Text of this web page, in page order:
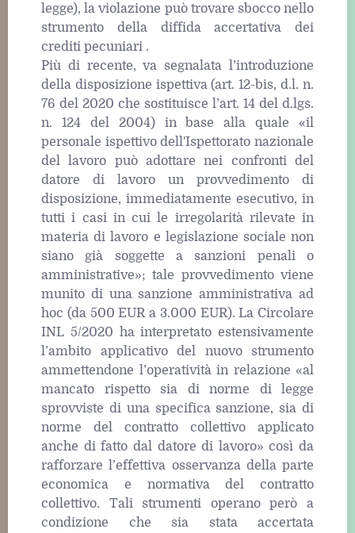
legge), la violazione può trovare sbocco nello
strumento della diffida accertativa dei
crediti pecuniari .
Più di recente, va segnalata l’introduzione
della disposizione ispettiva (art. 12-bis, d.l. n.
76 del 2020 che sostituisce l’art. 14 del d.lgs.
n. 124 del 2004) in base alla quale «il
personale ispettivo dell'Ispettorato nazionale
del lavoro può adottare nei confronti del
datore di lavoro un provvedimento di
disposizione, immediatamente esecutivo, in
tutti i casi in cui le irregolarità rilevate in
materia di lavoro e legislazione sociale non
siano già soggette a sanzioni penali o
amministrative»; tale provvedimento viene
munito di una sanzione amministrativa ad
hoc (da 500 EUR a 3.000 EUR). La Circolare
INL 5/2020 ha interpretato estensivamente
l’ambito applicativo del nuovo strumento
ammettendone l’operatività in relazione «al
mancato rispetto sia di norme di legge
sprovviste di una specifica sanzione, sia di
norme del contratto collettivo applicato
anche di fatto dal datore di lavoro» così da
rafforzare l’effettiva osservanza della parte
economica e normativa del contratto
collettivo. Tali strumenti operano però a
condizione che sia stata accertata